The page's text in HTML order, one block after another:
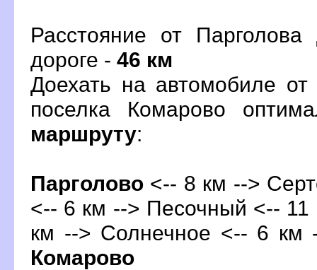
Расстояние от
дороге - 46 км
Доехать на автомобиле
поселка Комарово
маршруту:
Парголово <-- 8 км -->
<-- 6 км --> Песочный <--
км --> Солнечное <-- 6 км
Комарово